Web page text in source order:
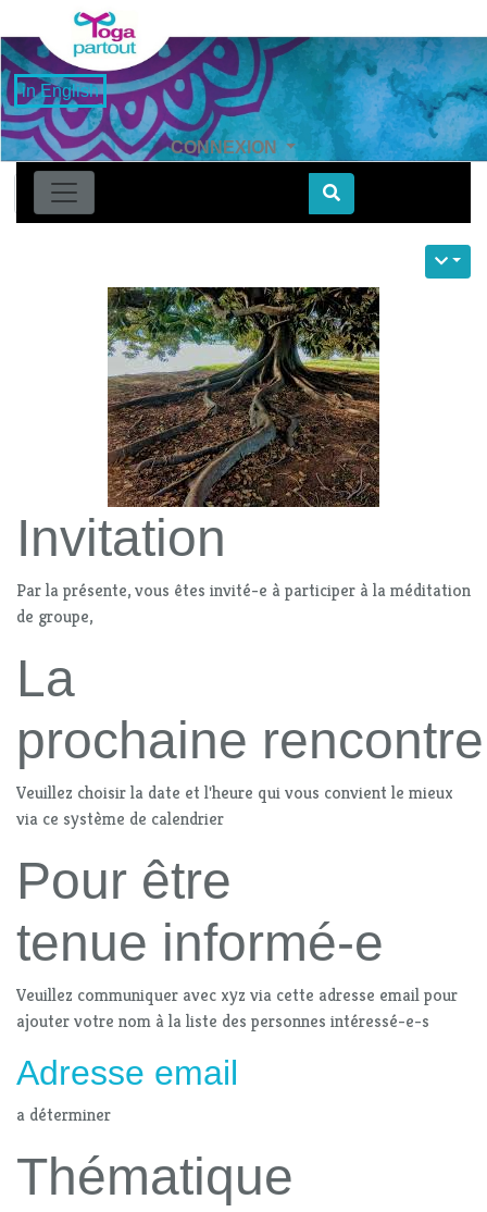
in English
CONNEXION
Find
Invitation
Par la présente, vous êtes invité-e à participer à la méditation
de groupe,
La
prochaine rencontre
Veuillez choisir la date et l'heure qui vous convient le mieux
via ce système de calendrier
Pour être
tenue informé-e
Veuillez communiquer avec xyz via cette adresse email pour
ajouter votre nom à la liste des personnes intéressé-e-s
Adresse email
a déterminer
Thématique